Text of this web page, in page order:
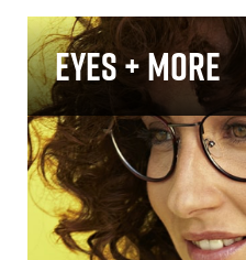
Eyes + more